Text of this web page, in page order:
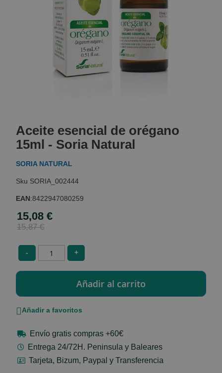
the
beginning
of
the
gallery
Aceite esencial de orégano
15ml - Soria Natural
SORIA NATURAL
SORIA_002444
EAN:8422947080259
Special
Price
15,08 €
15,87 €
- +
Añadir a favoritos
Envío gratis compras +60€
Entrega 24/72H. Peninsula y Baleares
Tarjeta, Bizum, Paypal y Transferencia